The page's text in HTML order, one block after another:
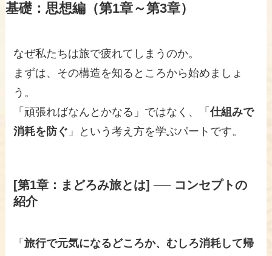
基礎：思想編（第1章～第3章）
なぜ私たちは旅で疲れてしまうのか。
まずは、その構造を知るところから始めましょ
う。
「頑張ればなんとかなる」ではなく、「仕組みで
消耗を防ぐ 」という考え方を学ぶパートです。
[第1章：まどろみ旅とは] ── コンセプトの
紹介
「旅行で元気になるどころか、むしろ消耗して帰